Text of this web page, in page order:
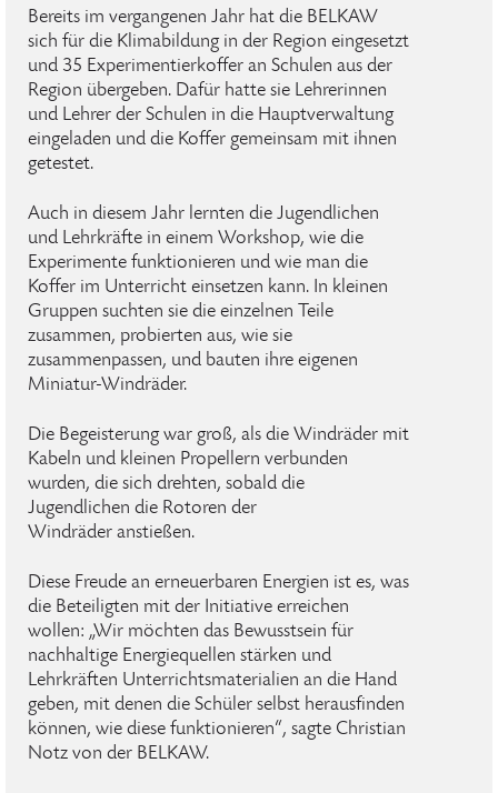
Bereits im vergangenen Jahr hat die BELKAW
sich für die Klimabildung in der Region eingesetzt
und 35 Experimentierkoffer an Schulen aus der
Region übergeben. Dafür hatte sie Lehrerinnen
und Lehrer der Schulen in die Hauptverwaltung
eingeladen und die Koffer gemeinsam mit ihnen
getestet.
Auch in diesem Jahr lernten die Jugendlichen
und Lehrkräfte in einem Workshop, wie die
Experimente funktionieren und wie man die
Koffer im Unterricht einsetzen kann. In kleinen
Gruppen suchten sie die einzelnen Teile
zusammen, probierten aus, wie sie
zusammenpassen, und bauten ihre eigenen
Miniatur-Windräder.
Die Begeisterung war groß, als die Windräder mit
Kabeln und kleinen Propellern verbunden
wurden, die sich drehten, sobald die
Jugendlichen die Rotoren der
Windräder anstießen.
Diese Freude an erneuerbaren Energien ist es, was
die Beteiligten mit der Initiative erreichen
wollen: „Wir möchten das Bewusstsein für
nachhaltige Energiequellen stärken und
Lehrkräften Unterrichtsmaterialien an die Hand
geben, mit denen die Schüler selbst herausfinden
können, wie diese funktionieren“, sagte Christian
Notz von der BELKAW.